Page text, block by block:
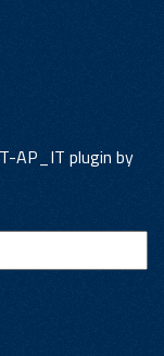
AP_IT plugin by